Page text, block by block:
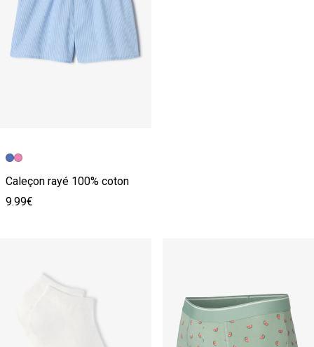
Caleçon rayé 100% coton
9.99€